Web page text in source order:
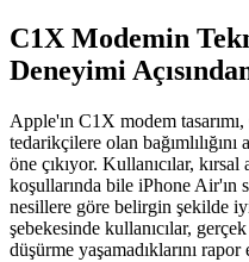
C1X Modemin
Deneyimi
Apple'ın C1X modem
tedarikçilere olan
öne çıkıyor. Kullanıcılar,
koşullarında bile iPhone Air'ın
nesillere göre belirgin şekilde
şebekesinde kullanıcılar,
düşürme yaşamadıklarını rapor